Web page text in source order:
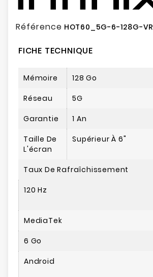
Référence HOT60_5G-6-128G-VR
FICHE TECHNIQUE
Mémoire
128 Go
Réseau
5G
Garantie
1 An
Taille De
L'écran
Supérieur À 6"
Taux De Rafraîchissement
120 Hz
MediaTek
6 Go
Android